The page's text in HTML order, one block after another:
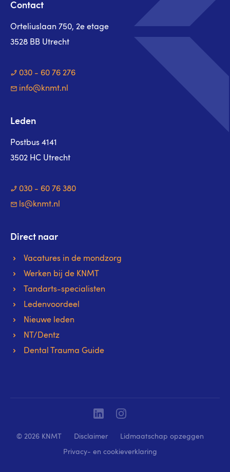
Contact
Orteliuslaan 750, 2e etage
3528 BB Utrecht
030 - 60 76 276
info@knmt.nl
Leden
Postbus 4141
3502 HC Utrecht
030 - 60 76 380
ls@knmt.nl
Direct naar
Vacatures in de mondzorg
Werken bij de KNMT
Tandarts-specialisten
Ledenvoordeel
Nieuwe leden
NT/Dentz
Dental Trauma Guide
© 2026 KNMT Disclaimer Lidmaatschap opzeggen
Privacy- en cookieverklaring
Linkedin